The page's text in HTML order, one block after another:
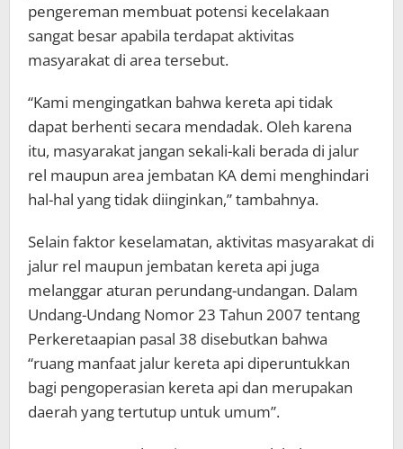
pengereman membuat potensi kecelakaan
sangat besar apabila terdapat aktivitas
masyarakat di area tersebut.
“Kami mengingatkan bahwa kereta api tidak
dapat berhenti secara mendadak. Oleh karena
itu, masyarakat jangan sekali-kali berada di jalur
rel maupun area jembatan KA demi menghindari
hal-hal yang tidak diinginkan,” tambahnya.
Selain faktor keselamatan, aktivitas masyarakat di
jalur rel maupun jembatan kereta api juga
melanggar aturan perundang-undangan. Dalam
Undang-Undang Nomor 23 Tahun 2007 tentang
Perkeretaapian pasal 38 disebutkan bahwa
“ruang manfaat jalur kereta api diperuntukkan
bagi pengoperasian kereta api dan merupakan
daerah yang tertutup untuk umum”.